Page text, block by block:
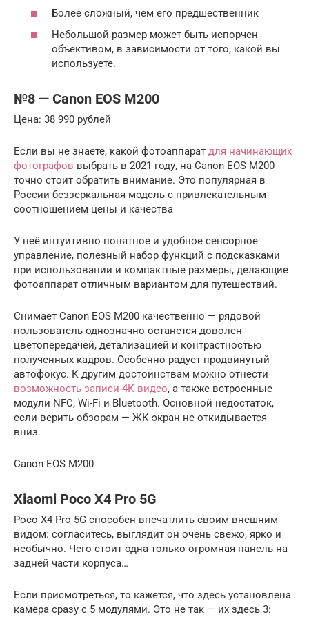
Более сложный, чем его предшественник
Небольшой размер может быть испорчен
объективом, в зависимости от того, какой вы
используете.
№8 — Canon EOS M200
Цена: 38 990 рублей
Если вы не знаете, какой фотоаппарат для начинающих
фотографов выбрать в 2021 году, на Canon EOS M200
точно стоит обратить внимание. Это популярная в
России беззеркальная модель с привлекательным
соотношением цены и качества
У неё интуитивно понятное и удобное сенсорное
управление, полезный набор функций с подсказками
при использовании и компактные размеры, делающие
фотоаппарат отличным вариантом для путешествий.
Снимает Canon EOS M200 качественно — рядовой
пользователь однозначно останется доволен
цветопередачей, детализацией и контрастностью
полученных кадров. Особенно радует продвинутый
автофокус. К другим достоинствам можно отнести
возможность записи 4К видео, а также встроенные
модули NFC, Wi-Fi и Bluetooth. Основной недостаток,
если верить обзорам — ЖК-экран не откидывается
вниз.
Canon EOS M200
Xiaomi Poco X4 Pro 5G
Poco X4 Pro 5G способен впечатлить своим внешним
видом: согласитесь, выглядит он очень свежо, ярко и
необычно. Чего стоит одна только огромная панель на
задней части корпуса…
Если присмотреться, то кажется, что здесь установлена
камера сразу с 5 модулями. Это не так — их здесь 3: